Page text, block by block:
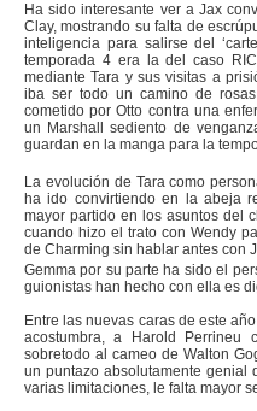
Ha sido interesante ver a Jax
Clay, mostrando su falta de
inteligencia para salirse del
temporada 4 era la del caso
mediante Tara y sus visitas a
iba ser todo un camino de
cometido por Otto contra una
un Marshall sediento de
guardan en la manga para la
La evolución de Tara como
ha ido convirtiendo en la abeja
mayor partido en los asuntos del
cuando hizo el trato con Wendy
de Charming sin hablar antes con
Gemma por su parte ha sido el
guionistas han hecho con ella es
Entre las nuevas caras de este
acostumbra, a Harold
sobretodo al cameo de Walton
un puntazo absolutamente genial
varias limitaciones, le falta mayor